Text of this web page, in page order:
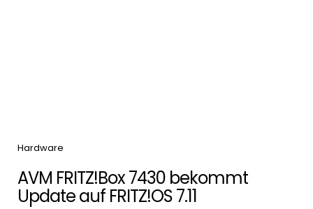
Categories
Hardware
AVM FRITZ!Box 7430 bekommt
Update auf FRITZ!OS 7.11